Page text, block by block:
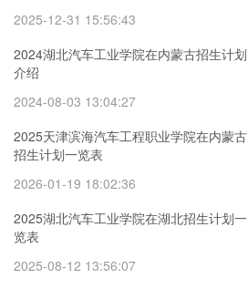
2025-12-31 15:56:43
2024湖北汽车工业学院在内蒙古招生计划
介绍
2024-08-03 13:04:27
2025天津滨海汽车工程职业学院在内蒙古
招生计划一览表
2026-01-19 18:02:36
2025湖北汽车工业学院在湖北招生计划一
览表
2025-08-12 13:56:07